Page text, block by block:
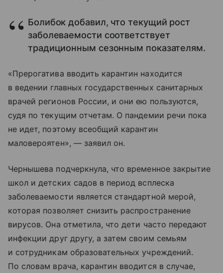
Болибок добавил, что текущий рост
заболеваемости соответствует
традиционным сезонным показателям.
«Прерогатива вводить карантин находится
в ведении главных государственных санитарных
врачей регионов России, и они ею пользуются,
судя по текущим отчетам. О пандемии речи пока
не идет, поэтому всеобщий карантин
маловероятен», — заявил он.
Чернышева подчеркнула, что временное закрытие
школ и детских садов в период всплеска
заболеваемости является стандартной мерой,
которая позволяет снизить распространение
вирусов. Она отметила, что дети часто передают
инфекции друг другу, а затем своим семьям
и сотрудникам образовательных учреждений.
По словам врача, карантин вводится в случае,